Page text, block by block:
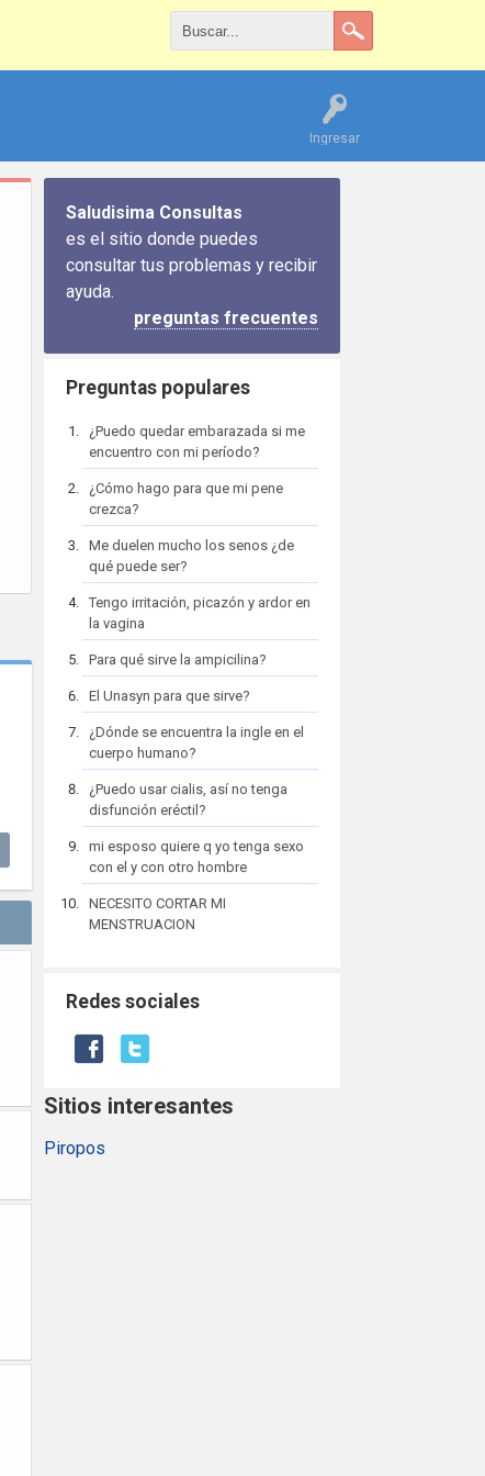
Ingresar
Saludisima Consultas
es el sitio donde puedes
consultar tus problemas y recibir
ayuda.
preguntas frecuentes
Preguntas populares
¿Puedo quedar embarazada si me
encuentro con mi período?
¿Cómo hago para que mi pene
crezca?
Me duelen mucho los senos ¿de
qué puede ser?
Tengo irritación, picazón y ardor en
la vagina
Para qué sirve la ampicilina?
El Unasyn para que sirve?
¿Dónde se encuentra la ingle en el
cuerpo humano?
¿Puedo usar cialis, así no tenga
disfunción eréctil?
mi esposo quiere q yo tenga sexo
con el y con otro hombre
NECESITO CORTAR MI
MENSTRUACION
Redes sociales
Sitios interesantes
Piropos